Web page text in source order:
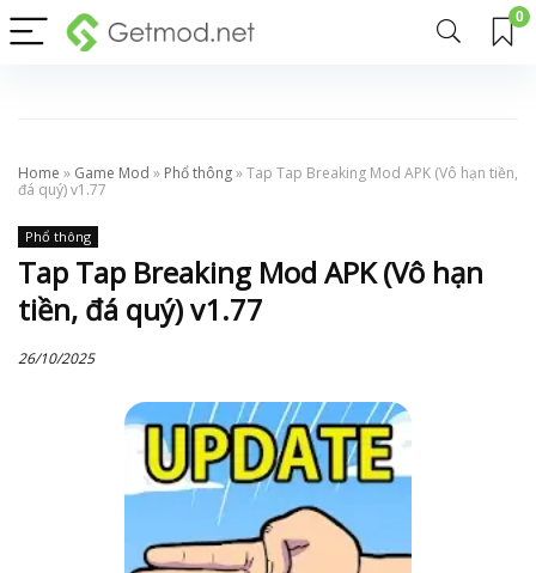
0
Home » Game Mod » Phổ thông»Tap Tap Breaking Mod APK (Vô hạn tiền,
đá quý) v1.77
Phổ thông
Tap Tap Breaking Mod APK (Vô hạn
tiền, đá quý) v1.77
26/10/2025